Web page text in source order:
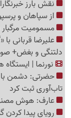
نقش بارز
از سپاهان و
مسمومیت مرگبار
علیرضا قربانی
دلتنگی و بغض+
نورنما |
حضرتی: دشمن با
تاب‌آوری ثبت کرد
عارف: هوش